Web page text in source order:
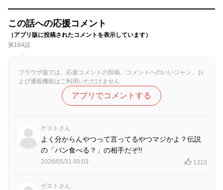
この話への応援コメント
（アプリ版に投稿されたコメントを表示しています）
第164話
ブラウザ版では、応援コメントの投稿、コメントへのいいジャン、お
よび通報機能はご利用いただけません
アプリでコメントする
ゲストさん
よく分からんやつって言ってるやつマジかよ？伝説
の「パン食べる？」の相手だぞ!!
2026/05/31 00:03 1310
ゲストさん